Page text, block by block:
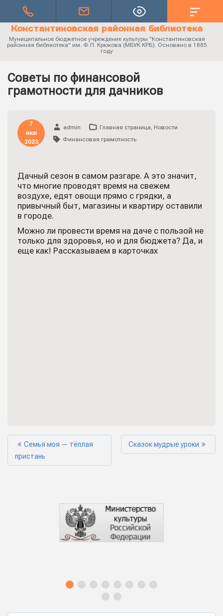
Константиновская районная библиотека
Муниципальное бюджетное учреждение культуры "Константиновская
районная библиотека" им. Ф.П. Крюкова (МБУК КРБ). Основано в 1885
году
Советы по финансовой
грамотности для дачников
7
июл
2023
admin Главная страница, Новости
Финансовая грамотность
Дачный сезон в самом разгаре. А это значит,
что многие проводят время на свежем
воздухе, едят овощи прямо с грядки, а
привычный быт, магазины и квартиру оставили
в городе.
Можно ли провести время на даче с пользой не
только для здоровья, но и для бюджета? Да, и
еще как! Рассказываем в карточках
Семья моя — тёплая
пристань
Сказок мудрые уроки